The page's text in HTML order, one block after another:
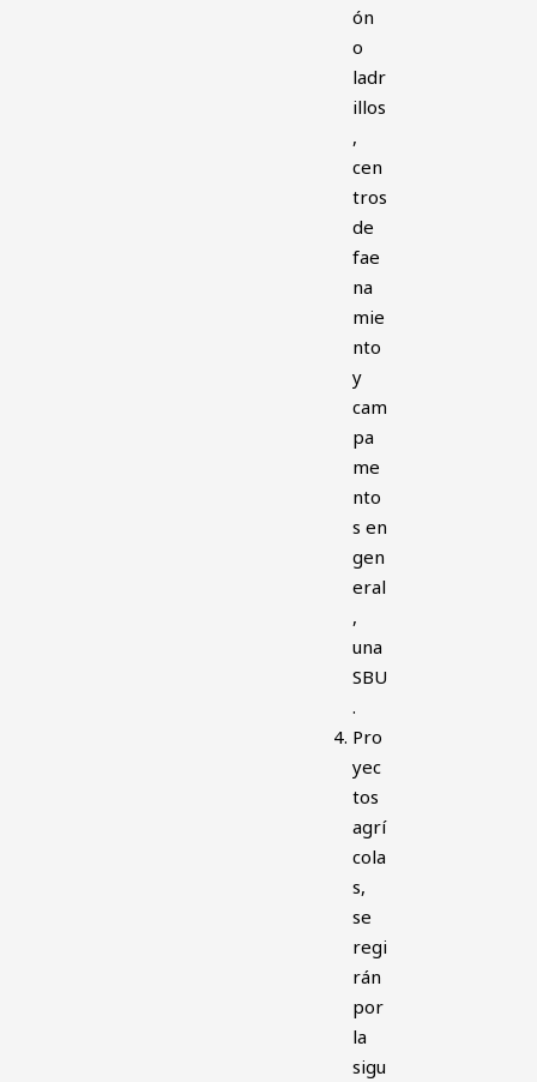
ón
o
ladr
illos
,
cen
tros
de
fae
na
mie
nto
y
cam
pa
me
nto
s en
gen
eral
,
una
SBU
.
Pro
yec
tos
agrí
cola
s,
se
regi
rán
por
la
sigu